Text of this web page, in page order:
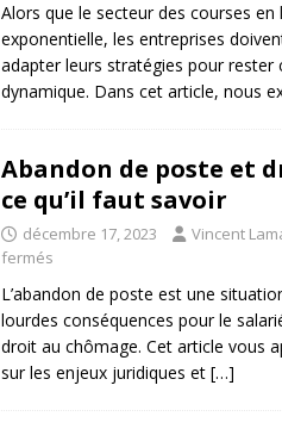
Alors que le secteur des courses
exponentielle, les entreprises
adapter leurs stratégies pour rester
dynamique. Dans cet article, nous
Abandon de poste et
ce qu’il faut savoir
décembre 17, 2023 Vincent
fermés
L’abandon de poste est une
lourdes conséquences pour le
droit au chômage. Cet article vous
sur les enjeux juridiques et […]